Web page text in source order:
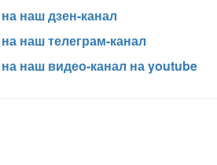
наш дзен-канал
наш телеграм-канал
наш видео-канал на youtube